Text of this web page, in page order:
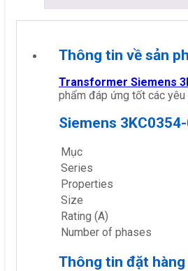
Thông tin về sản
Transformer Siemens
phẩm đáp ứng tốt các yêu
Siemens
Mục
Series
Properties
Size
Rating (A)
Number of phases
Thông tin đặt hàng